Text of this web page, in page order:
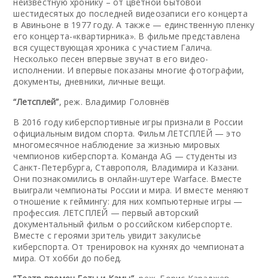
шестидесятых до последней видеозаписи его концерта
в Авиньоне в 1977 году. А также — единственную пленку
его концерта-«квартирника». В фильме представлена
вся существующая хроника с участием Галича.
Несколько песен впервые звучат в его видео-
исполнении. И впервые показаны многие фотографии,
документы, дневники, личные вещи.
“Летсплей”, реж. Владимир Головнёв
В 2016 году киберспортивные игры признали в России
официальным видом спорта. Фильм ЛЕТСПЛЕЙ — это
многомесячное наблюдение за жизнью мировых
чемпионов киберспорта. Команда AG — студенты из
Санкт-Петербурга, Ставрополя, Владимира и Казани.
Они познакомились в онлайн-шутере Warface. Вместе
выиграли чемпионаты России и мира. И вместе меняют
отношение к геймингу: для них компьютерные игры —
профессия. ЛЕТСПЛЕЙ — первый авторский
документальный фильм о российском киберспорте.
Вместе с героями зритель увидит закулисье
киберспорта. От тренировок на кухнях до чемпионата
мира. От хобби до побед.